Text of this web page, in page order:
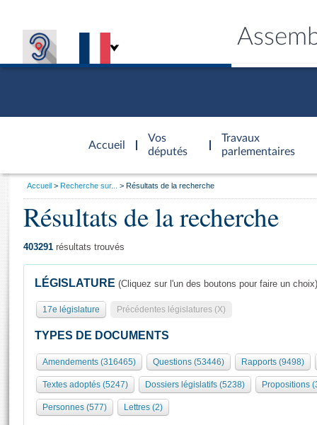
Accueil
d'accueil
Vos
députés
Travaux
parlementaires
Présidence
577 députés
Groupes politiques
Élections législatives
Séance publique
Commissions et autres organes
Europe et International
Contrôle et évaluation
Congrès
Général
Rôle et pouvoirs de l'Assemblée
Organisation de l'Assemblée
Présidence Conférence des Présidents Bureau Collège des
Visiter l'Assemblée
Visite virtuelle du palais Bourbon
Assister à une séance
Accès des chercheurs à l’Assemblée
Les évènements
Vous
Accueil Recherche sur... Résultats de la recherche
Résultats de la recherche
403291 résultats trouvés
LÉGISLATURE (Cliquez sur l'un des boutons pour faire un choix)
17e législature Précédentes législatures (X)
TYPES DE DOCUMENTS
Amendements (316465) Questions (53446) Rapports (9498)
Textes adoptés (5247) Dossiers législatifs (5238) Propositions
Personnes (577) Lettres (2)